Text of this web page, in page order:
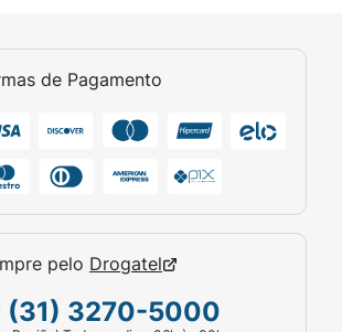
de Pagamento
pelo Drogatel
(31) 3270-5000